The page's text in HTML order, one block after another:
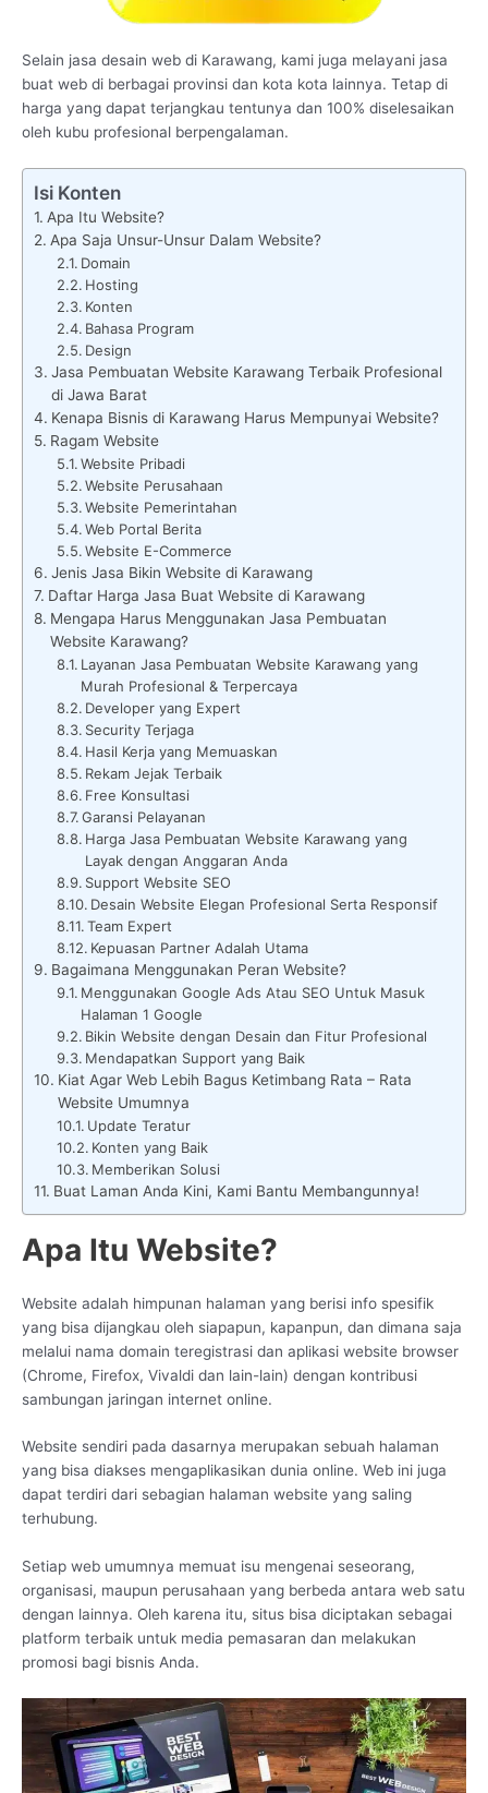
Selain jasa desain web di Karawang, kami juga melayani jasa
buat web di berbagai provinsi dan kota kota lainnya. Tetap di
harga yang dapat terjangkau tentunya dan 100% diselesaikan
oleh kubu profesional berpengalaman.
Isi Konten
Apa Itu Website?
Apa Saja Unsur-Unsur Dalam Website?
Domain
Hosting
Konten
Bahasa Program
Design
Jasa Pembuatan Website Karawang Terbaik Profesional
di Jawa Barat
Kenapa Bisnis di Karawang Harus Mempunyai Website?
Ragam Website
Website Pribadi
Website Perusahaan
Website Pemerintahan
Web Portal Berita
Website E-Commerce
Jenis Jasa Bikin Website di Karawang
Daftar Harga Jasa Buat Website di Karawang
Mengapa Harus Menggunakan Jasa Pembuatan
Website Karawang?
Layanan Jasa Pembuatan Website Karawang yang
Murah Profesional & Terpercaya
Developer yang Expert
Security Terjaga
Hasil Kerja yang Memuaskan
Rekam Jejak Terbaik
Free Konsultasi
Garansi Pelayanan
Harga Jasa Pembuatan Website Karawang yang
Layak dengan Anggaran Anda
Support Website SEO
Desain Website Elegan Profesional Serta Responsif
Team Expert
Kepuasan Partner Adalah Utama
Bagaimana Menggunakan Peran Website?
Menggunakan Google Ads Atau SEO Untuk Masuk
Halaman 1 Google
Bikin Website dengan Desain dan Fitur Profesional
Mendapatkan Support yang Baik
Kiat Agar Web Lebih Bagus Ketimbang Rata – Rata
Website Umumnya
Update Teratur
Konten yang Baik
Memberikan Solusi
Buat Laman Anda Kini, Kami Bantu Membangunnya!
Apa Itu Website?
Website adalah himpunan halaman yang berisi info spesifik
yang bisa dijangkau oleh siapapun, kapanpun, dan dimana saja
melalui nama domain teregistrasi dan aplikasi website browser
(Chrome, Firefox, Vivaldi dan lain-lain) dengan kontribusi
sambungan jaringan internet online.
Website sendiri pada dasarnya merupakan sebuah halaman
yang bisa diakses mengaplikasikan dunia online. Web ini juga
dapat terdiri dari sebagian halaman website yang saling
terhubung.
Setiap web umumnya memuat isu mengenai seseorang,
organisasi, maupun perusahaan yang berbeda antara web satu
dengan lainnya. Oleh karena itu, situs bisa diciptakan sebagai
platform terbaik untuk media pemasaran dan melakukan
promosi bagi bisnis Anda.